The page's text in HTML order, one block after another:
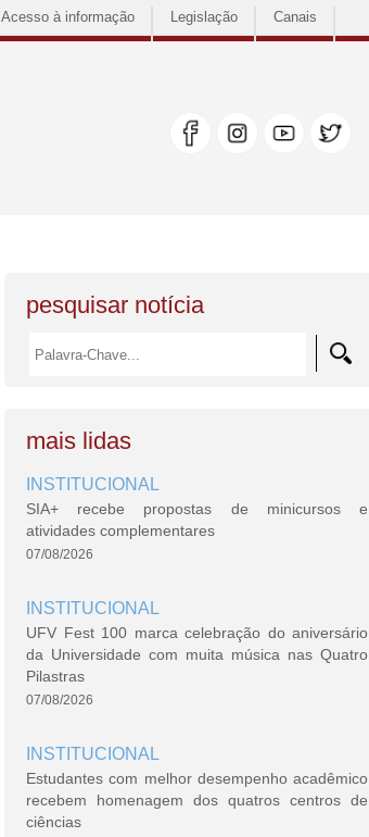
Acesso à informação Legislação Canais
pesquisar notícia
mais lidas
INSTITUCIONAL
SIA+ recebe propostas de minicursos e
atividades complementares
07/08/2026
INSTITUCIONAL
UFV Fest 100 marca celebração do aniversário
da Universidade com muita música nas Quatro
Pilastras
07/08/2026
INSTITUCIONAL
Estudantes com melhor desempenho acadêmico
recebem homenagem dos quatros centros de
ciências